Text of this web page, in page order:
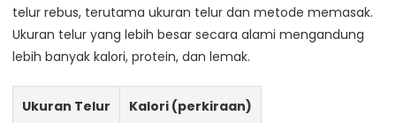
telur rebus, terutama ukuran telur dan metode memasak.
Ukuran telur yang lebih besar secara alami mengandung
lebih banyak kalori, protein, dan lemak.
Ukuran Telur Kalori (perkiraan)